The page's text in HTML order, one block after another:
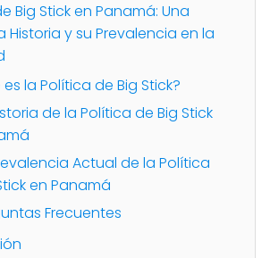
Big Stick en Panamá: Una
Historia y su Prevalencia en la
es la Política de Big Stick?
de la Política de Big Stick
Actual de la Política
en Panamá
Frecuentes